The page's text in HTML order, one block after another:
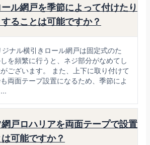
ル網戸を季節によって付けたり
ることは可能ですか？
ジナル横引きロール網戸は固定式のた
を頻繁に行うと、ネジ部分がなめてし
ございます。 また、上下に取り付けて
両面テープ設置になるため、季節によ
戸ロハリアを両面テープで設置
可能ですか？